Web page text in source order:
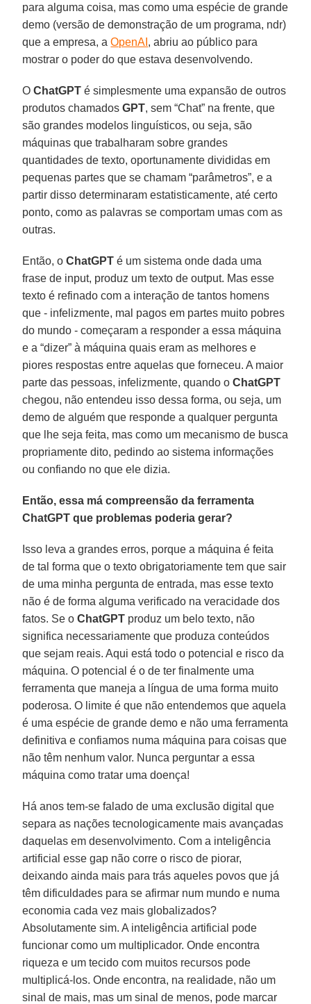
para alguma coisa, mas como uma espécie de grande
demo (versão de demonstração de um programa, ndr)
que a empresa, aOpenAI , abriu ao público para
mostrar o poder do que estava desenvolvendo.
OChatGPT é simplesmente uma expansão de outros
produtos chamadosGPT, sem “Chat” na frente, que
são grandes modelos linguísticos, ou seja, são
máquinas que trabalharam sobre grandes
quantidades de texto, oportunamente divididas em
pequenas partes que se chamam “parâmetros”, e a
partir disso determinaram estatisticamente, até certo
ponto, como as palavras se comportam umas com as
outras.
Então, oChatGPT é um sistema onde dada uma
frase de input, produz um texto de output. Mas esse
texto é refinado com a interação de tantos homens
que - infelizmente, mal pagos em partes muito pobres
do mundo - começaram a responder a essa máquina
e a “dizer” à máquina quais eram as melhores e
piores respostas entre aquelas que forneceu. A maior
parte das pessoas, infelizmente, quando oChatGPT
chegou, não entendeu isso dessa forma, ou seja, um
demo de alguém que responde a qualquer pergunta
que lhe seja feita, mas como um mecanismo de busca
propriamente dito, pedindo ao sistema informações
ou confiando no que ele dizia.
Então, essa má compreensão da ferramenta
ChatGPT que problemas poderia gerar?
Isso leva a grandes erros, porque a máquina é feita
de tal forma que o texto obrigatoriamente tem que sair
de uma minha pergunta de entrada, mas esse texto
não é de forma alguma verificado na veracidade dos
fatos. Se oChatGPT produz um belo texto, não
significa necessariamente que produza conteúdos
que sejam reais. Aqui está todo o potencial e risco da
máquina. O potencial é o de ter finalmente uma
ferramenta que maneja a língua de uma forma muito
poderosa. O limite é que não entendemos que aquela
é uma espécie de grande demo e não uma ferramenta
definitiva e confiamos numa máquina para coisas que
não têm nenhum valor. Nunca perguntar a essa
máquina como tratar uma doença!
Há anos tem-se falado de uma exclusão digital que
separa as nações tecnologicamente mais avançadas
daquelas em desenvolvimento. Com a inteligência
artificial esse gap não corre o risco de piorar,
deixando ainda mais para trás aqueles povos que já
têm dificuldades para se afirmar num mundo e numa
economia cada vez mais globalizados?
Absolutamente sim. A inteligência artificial pode
funcionar como um multiplicador. Onde encontra
riqueza e um tecido com muitos recursos pode
multiplicá-los. Onde encontra, na realidade, não um
sinal de mais, mas um sinal de menos, pode marcar